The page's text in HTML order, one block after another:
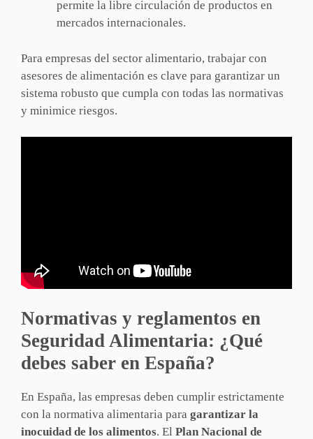
permite la libre circulación de productos en
mercados internacionales.
Para empresas del sector alimentario, trabajar con
asesores de alimentación es clave para garantizar un
sistema robusto que cumpla con todas las normativas
y minimice riesgos.
Normativas y reglamentos en
Seguridad Alimentaria: ¿Qué
debes saber en España?
En España, las empresas deben cumplir estrictamente
con la normativa alimentaria para garantizar la
inocuidad de los alimentos. El Plan Nacional de